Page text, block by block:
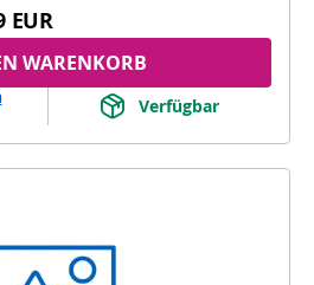
EUR
WARENKORB
Verfügbar